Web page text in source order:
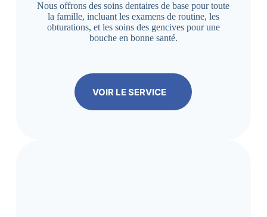
Nous offrons des soins dentaires de base pour toute
la famille, incluant les examens de routine, les
obturations, et les soins des gencives pour une
bouche en bonne santé.
VOIR LE SERVICE